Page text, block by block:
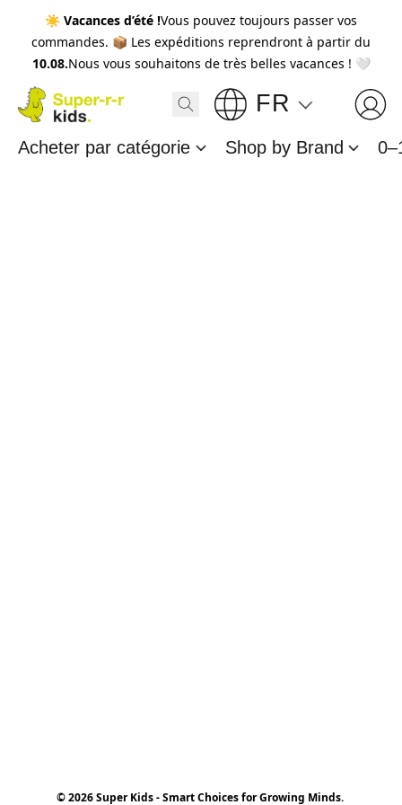
☀️ Vacances d’été !Vous pouvez toujours passer vos
commandes. 📦 Les expéditions reprendront à partir du
10.08.Nous vous souhaitons de très belles vacances ! 🤍
FR
Acheter par catégorie Shop by Brand
© 2026 Super Kids - Smart Choices for Growing Minds.